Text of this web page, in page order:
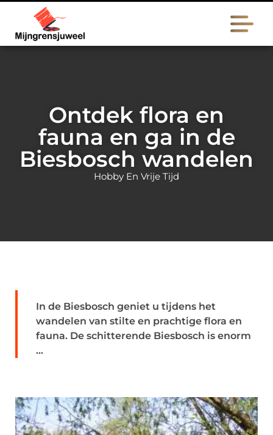
Ontdek flora en
fauna en ga in de
Biesbosch wandelen
Hobby En Vrije Tijd
In de Biesbosch geniet u tijdens het
wandelen van stilte en prachtige flora en
fauna. De schitterende Biesbosch is enorm
...